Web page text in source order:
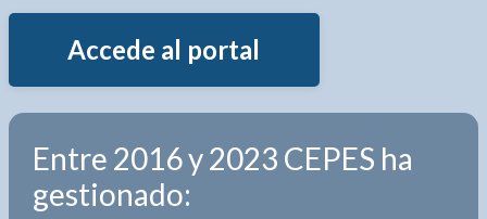
Accede al portal
Entre 2016 y 2023 CEPES ha
gestionado: